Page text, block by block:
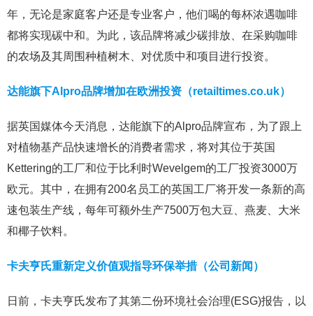
年，无论是家庭客户还是专业客户，他们喝的每杯浓遇咖啡
都将实现碳中和。为此，该品牌将减少碳排放、在采购咖啡
的农场及其周围种植树木、对优质中和项目进行投资。
达能旗下Alpro品牌增加在欧洲投资（retailtimes.co.uk）
据英国媒体今天消息，达能旗下的Alpro品牌宣布，为了跟上
对植物基产品快速增长的消费者需求，将对其位于英国
Kettering的工厂和位于比利时Wevelgem的工厂投资3000万
欧元。其中，在拥有200名员工的英国工厂将开发一条新的高
速包装生产线，每年可额外生产7500万包大豆、燕麦、大米
和椰子饮料。
卡夫亨氏重新定义价值观指导环保举措（公司新闻）
日前，卡夫亨氏发布了其第二份环境社会治理(ESG)报告，以